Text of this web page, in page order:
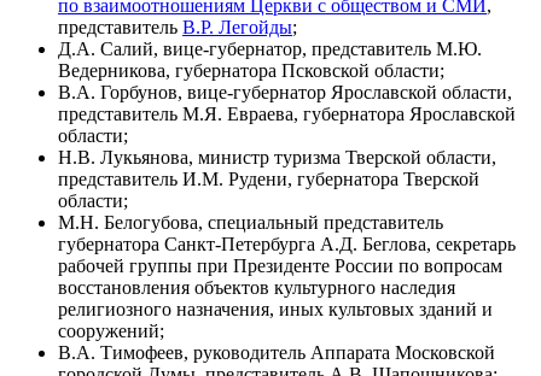
по взаимоотношениям Церкви с обществом и СМИ,
представитель В.Р. Легойды;
Д.А. Салий, вице-губернатор, представитель М.Ю.
Ведерникова, губернатора Псковской области;
В.А. Горбунов, вице-губернатор Ярославской области,
представитель М.Я. Евраева, губернатора Ярославской
области;
Н.В. Лукьянова, министр туризма Тверской области,
представитель И.М. Рудени, губернатора Тверской
области;
М.Н. Белогубова, специальный представитель
губернатора Санкт-Петербурга А.Д. Беглова, секретарь
рабочей группы при Президенте России по вопросам
восстановления объектов культурного наследия
религиозного назначения, иных культовых зданий и
сооружений;
В.А. Тимофеев, руководитель Аппарата Московской